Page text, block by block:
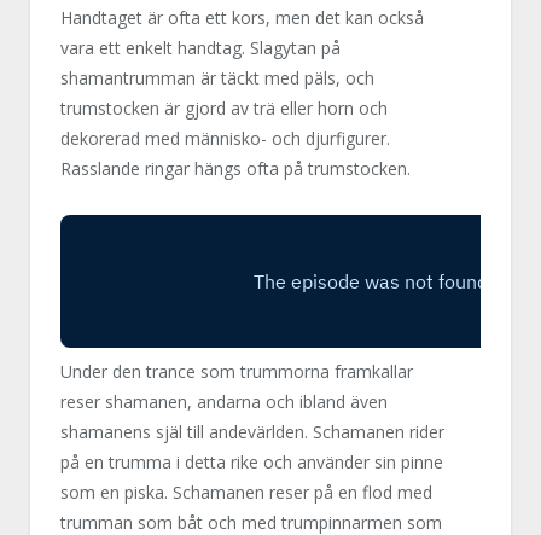
Handtaget är ofta ett kors, men det kan också
vara ett enkelt handtag. Slagytan på
shamantrumman är täckt med päls, och
trumstocken är gjord av trä eller horn och
dekorerad med människo- och djurfigurer.
Rasslande ringar hängs ofta på trumstocken.
Under den trance som trummorna framkallar
reser shamanen, andarna och ibland även
shamanens själ till andevärlden. Schamanen rider
på en trumma i detta rike och använder sin pinne
som en piska. Schamanen reser på en flod med
trumman som båt och med trumpinnarmen som